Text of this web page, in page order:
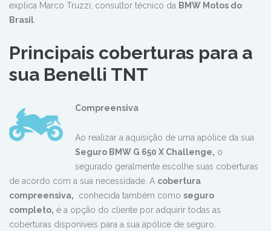
explica Marco Truzzi, consultor técnico da BMW Motos do
Brasil
Principais coberturas para a
sua Benelli TNT
Compreensiva
Ao realizar a aquisição de uma apólice da sua
Seguro BMW G 650 X Challenge, o
segurado geralmente escolhe suas coberturas
de acordo com a sua necessidade. A cobertura
compreensiva, conhecida também como seguro
completo, é a opção do cliente por adquirir todas as
coberturas disponíveis para a sua apólice de seguro.